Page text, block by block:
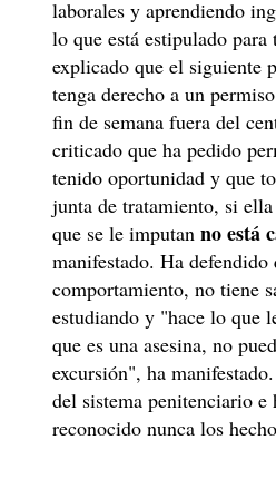
laborales y aprendiendo
lo que está estipulado para
explicado que el siguiente
tenga derecho a un
fin de semana fuera del
criticado que ha pedido
tenido oportunidad y que
junta de tratamiento, si
que se le imputanno está
manifestado. Ha
comportamiento, no tiene
estudiando y "hace lo que
que es una asesina, no
excursión", ha
del sistema penitenciario
reconocido nunca los